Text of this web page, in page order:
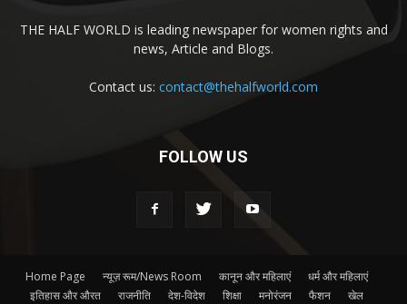
THE HALF WORLD is leading newspaper for women rights and
news, Article and Blogs.
Contact us: contact@thehalfworld.com
FOLLOW US
Home Page न्यूज़ रूम/News Room कानून और महिलाएं
धर्म और महिलाएं
इतिहास और औरत
राजनीति देश-विदेश शिक्षा मनोरंजन फैशन खेल